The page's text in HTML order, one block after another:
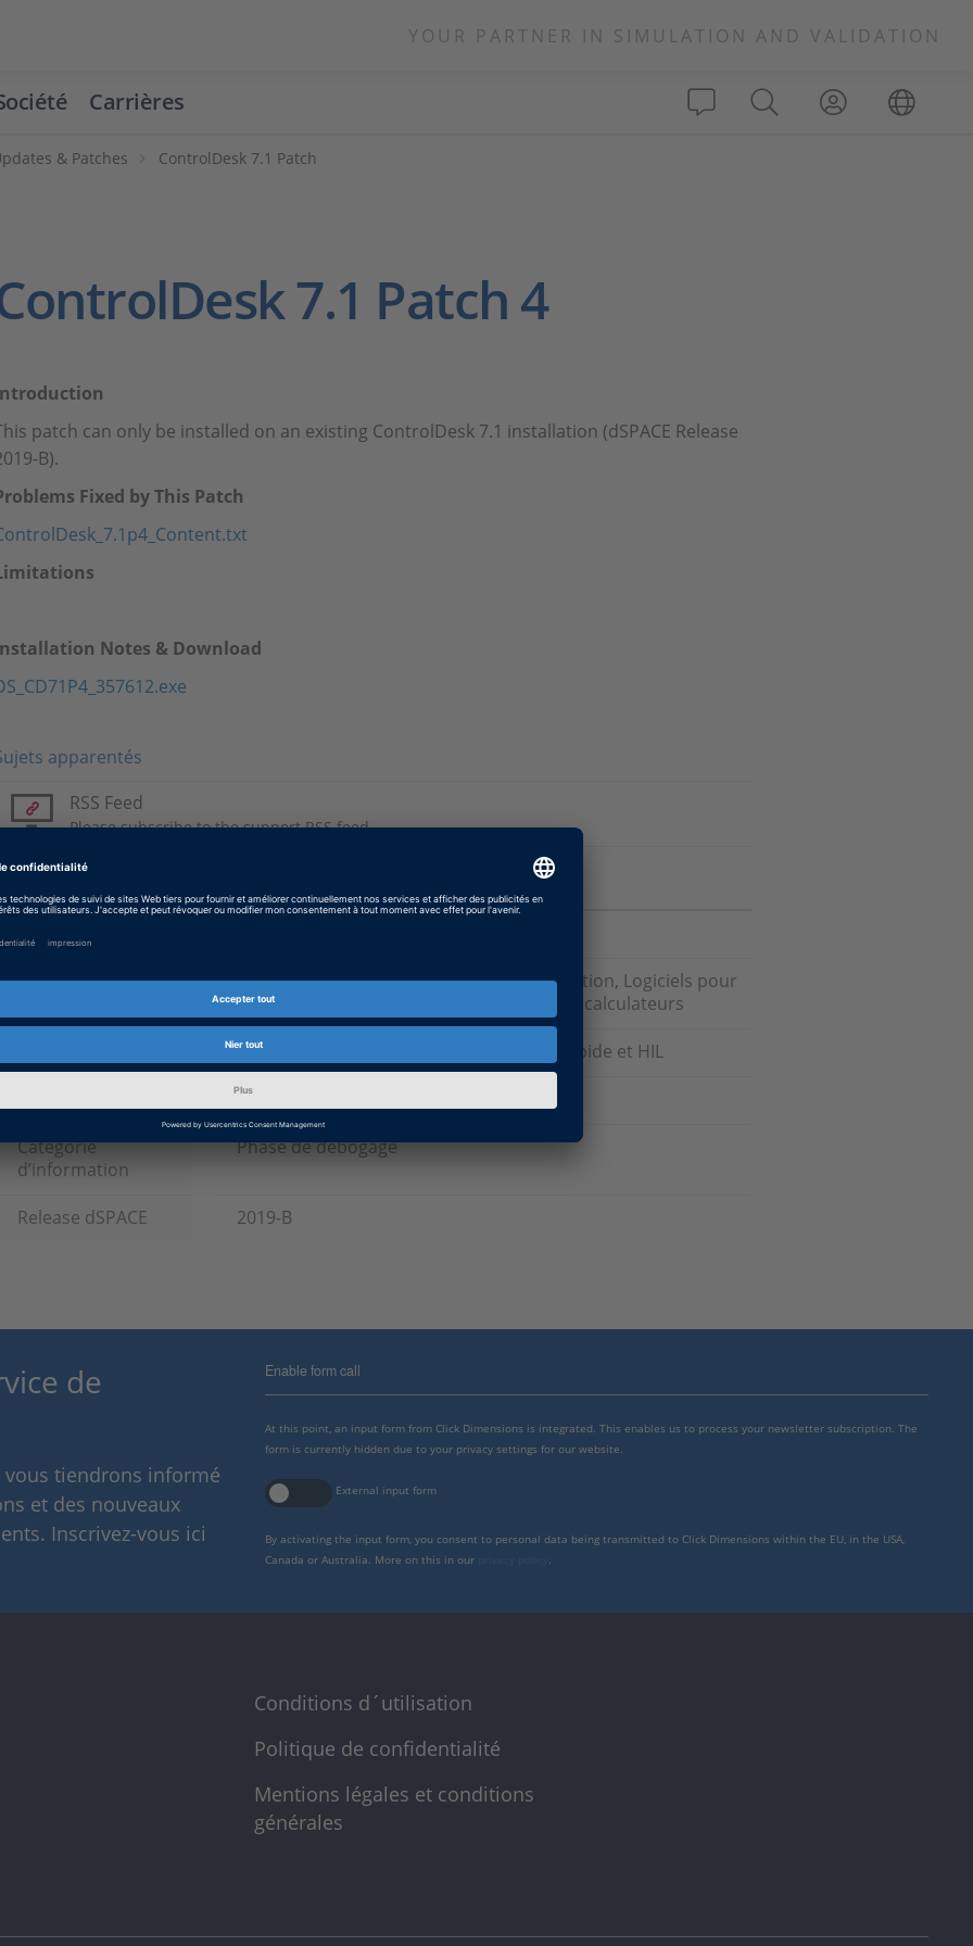
YOUR PARTNER IN SIMULATION AND VALIDATION
Carrières
& Patches ControlDesk 7.1 Patch
7.1 Patch 4
patch can only be installed on an existing ControlDesk 7.1 installation (dSPACE Release
B).
Fixed by This Patch
Notes & Download
apparentés
RSS Feed
Please subscribe to the support RSS feed.
Type de logiciel
Logiciels d'expérimentation et de visualisation, Logiciels pour
les bus et réseaux, Logiciels d'interface de calculateurs
ControlDesk, Matériels de prototypage rapide et HIL
Patches
Catégorie
d’information
Phase de débogage
Release dSPACE 2019-B
de
vous tiendrons informé
et des nouveaux
Inscrivez-vous ici
Enable form call
At this point, an input form from Click Dimensions is integrated. This enables us to process your newsletter subscription. The
form is currently hidden due to your privacy settings for our website.
External input form
By activating the input form, you consent to personal data being transmitted to Click Dimensions within the EU, in the USA,
Canada or Australia. More on this in our
Conditions d´utilisation
Politique de confidentialité
Mentions légales et conditions
générales